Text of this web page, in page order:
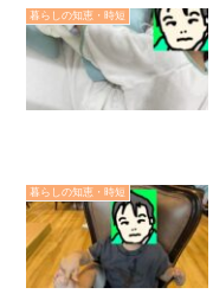
暮らしの知恵・時短
暮らしの知恵・時短